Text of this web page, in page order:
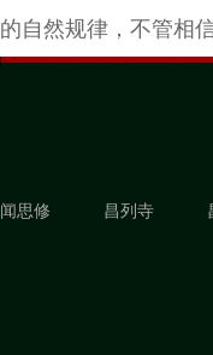
的自然规律，不管相
闻思修 昌列寺